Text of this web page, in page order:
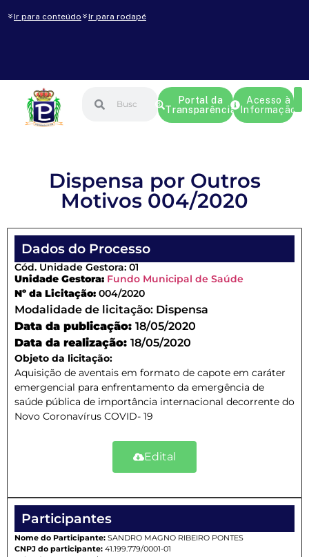
Ir para conteúdo Ir para rodapé
Portal da
Transparência
Acesso à
Informação
Dispensa por Outros
Motivos 004/2020
Dados do Processo
Cód. Unidade Gestora: 01
Unidade Gestora: Fundo Municipal de Saúde
Nº da Licitação: 004/2020
Modalidade de licitação: Dispensa
Data da publicação: 18/05/2020
Data da realização: 18/05/2020
Objeto da licitação:
Aquisição de aventais em formato de capote em caráter
emergencial para enfrentamento da emergência de
saúde pública de importância internacional decorrente do
Novo Coronavírus COVID- 19
Edital
Participantes
Nome do Participante: SANDRO MAGNO RIBEIRO PONTES
CNPJ do participante: 41.199.779/0001-01